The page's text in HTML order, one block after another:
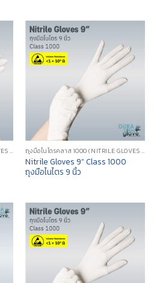
ถุงมือไนไตรคลาส 1000 (NITRILE GLOVES CLASS 1000) ถุงมือไนไตรคลาส 1000 (NITRILE GLOVES CLASS 1000)
Nitrile Gloves 9” Class 1000
ถุงมือไนไตร 9 นิ้ว